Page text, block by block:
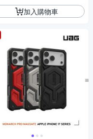
加入購物車